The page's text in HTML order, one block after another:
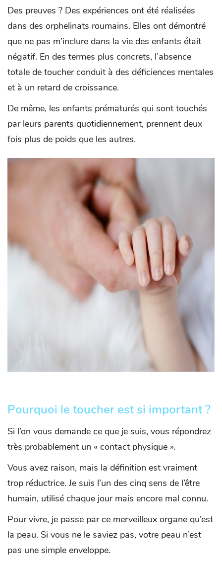
Des preuves ? Des expériences ont été réalisées
dans des orphelinats roumains. Elles ont démontré
que ne pas m’inclure dans la vie des enfants était
négatif. En des termes plus concrets, l’absence
totale de toucher conduit à des déficiences mentales
et à un retard de croissance.
De même, les enfants prématurés qui sont touchés
par leurs parents quotidiennement, prennent deux
fois plus de poids que les autres.
Pourquoi le toucher est si important ?
Si l’on vous demande ce que je suis, vous répondrez
très probablement un « contact physique ».
Vous avez raison, mais la définition est vraiment
trop réductrice. Je suis l’un des cinq sens de l’être
humain, utilisé chaque jour mais encore mal connu.
Pour vivre, je passe par ce merveilleux organe qu’est
la peau. Si vous ne le saviez pas, votre peau n’est
pas une simple enveloppe.